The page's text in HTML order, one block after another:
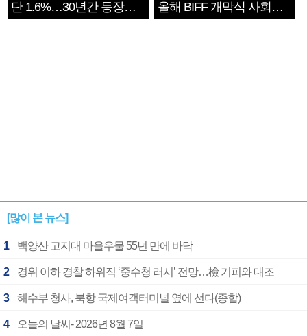
단 1.6%…30년간 등장
1182개팀 전수조사
올해 BIFF 개막식 사회자
확정
[많이 본 뉴스]
1 백양산 고지대 마을우물 55년 만에 바닥
2 경위 이하 경찰 하위직 ‘중수청 러시’ 전망…檢 기피와 대조
3 해수부 청사, 북항 국제여객터미널 옆에 선다(종합)
4 오늘의 날씨- 2026년 8월 7일